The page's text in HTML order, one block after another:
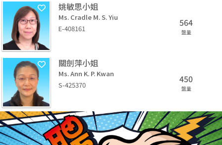
姚敏思小姐
Ms. Cradle M. S. Yiu
E-408161
564
盤量
關劍萍小姐
Ms. Ann K. P. Kwan
S-425370
450
盤量